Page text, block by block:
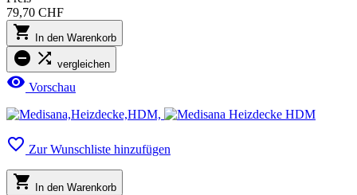
79,70 CHF
 In den Warenkorb
  vergleichen
 Vorschau
 Zur Wunschliste hinzufügen
 In den Warenkorb